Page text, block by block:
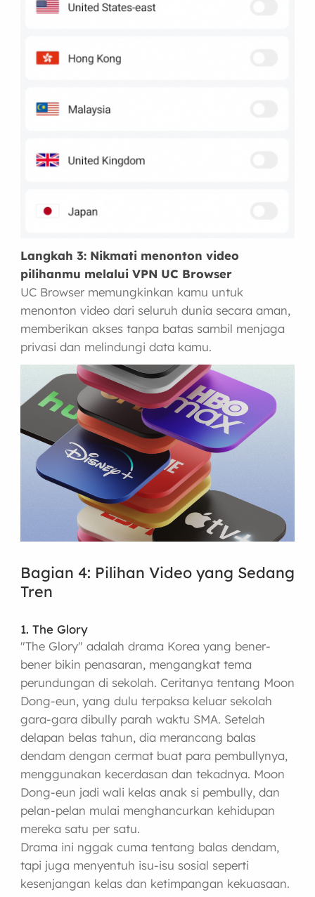
Langkah 3: Nikmati menonton video
pilihanmu melalui VPN UC Browser
UC Browser memungkinkan kamu untuk
menonton video dari seluruh dunia secara aman,
memberikan akses tanpa batas sambil menjaga
privasi dan melindungi data kamu.
Bagian 4: Pilihan Video yang Sedang
Tren
1. The Glory
"The Glory" adalah drama Korea yang bener-
bener bikin penasaran, mengangkat tema
perundungan di sekolah. Ceritanya tentang Moon
Dong-eun, yang dulu terpaksa keluar sekolah
gara-gara dibully parah waktu SMA. Setelah
delapan belas tahun, dia merancang balas
dendam dengan cermat buat para pembullynya,
menggunakan kecerdasan dan tekadnya. Moon
Dong-eun jadi wali kelas anak si pembully, dan
pelan-pelan mulai menghancurkan kehidupan
mereka satu per satu.
Drama ini nggak cuma tentang balas dendam,
tapi juga menyentuh isu-isu sosial seperti
kesenjangan kelas dan ketimpangan kekuasaan.